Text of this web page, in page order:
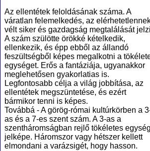
Az ellentétek feloldásának száma. A
váratlan felemelkedés, az
vélt siker és gazdagság megtalálását
A szám szülötte örökké kételkedik,
ellenkezik, és épp ebből az állandó
feszültségből képes megalkotni a
egységet. Erős a fantáziája, ugyanakkor
meglehetősen gyakorlatias is.
Legfontosabb célja a világ jobbítása, az
ellentétek megszüntetése, és ezért
bármikor tenni is képes.
Továbbá - A görög-római kultúrkörben a
as és a 7-es szent szám. A 3-as a
szentháromságban rejlő tökéletes egység
jelképe. Háromszor vagy hétszer kellett
elmondani a varázsigét, hogy hasson.